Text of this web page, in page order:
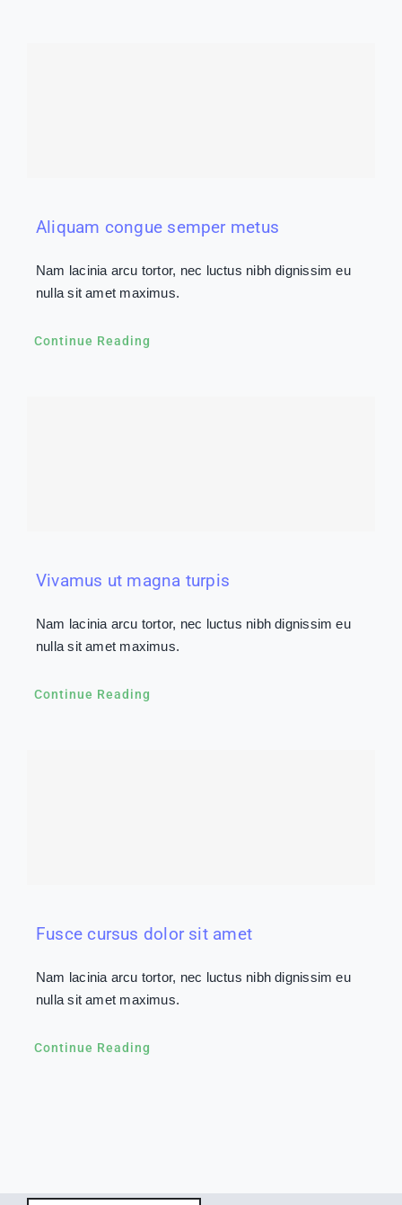
Aliquam congue semper metus
Nam lacinia arcu tortor, nec luctus nibh dignissim eu
nulla sit amet maximus.
Continue Reading
Vivamus ut magna turpis
Nam lacinia arcu tortor, nec luctus nibh dignissim eu
nulla sit amet maximus.
Continue Reading
Fusce cursus dolor sit amet
Nam lacinia arcu tortor, nec luctus nibh dignissim eu
nulla sit amet maximus.
Continue Reading